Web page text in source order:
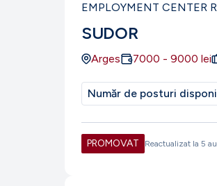
EMPLOYMENT CENTER
SUDOR
Arges 7000 - 9000 lei
Număr de posturi
PROMOVAT Reactualizat la 5